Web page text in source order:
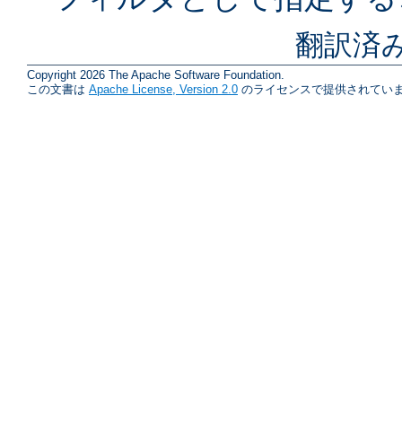
翻訳済
Copyright 2026 The Apache Software Foundation.
この文書は Apache License, Version 2.0 のライセンスで提供されてい